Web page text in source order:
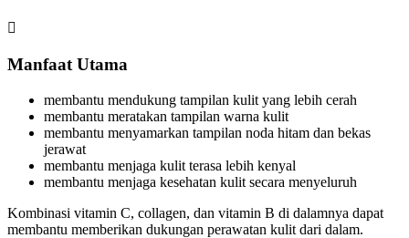

Manfaat Utama
membantu mendukung tampilan kulit yang lebih cerah
membantu meratakan tampilan warna kulit
membantu menyamarkan tampilan noda hitam dan bekas
jerawat
membantu menjaga kulit terasa lebih kenyal
membantu menjaga kesehatan kulit secara menyeluruh
Kombinasi vitamin C, collagen, dan vitamin B di dalamnya dapat
membantu memberikan dukungan perawatan kulit dari dalam.